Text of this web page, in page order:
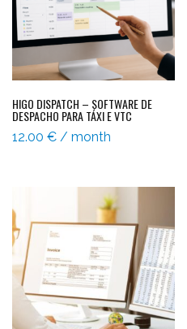
HIGO DISPATCH – SOFTWARE DE
DESPACHO PARA TÁXI E VTC
12.00 € / month